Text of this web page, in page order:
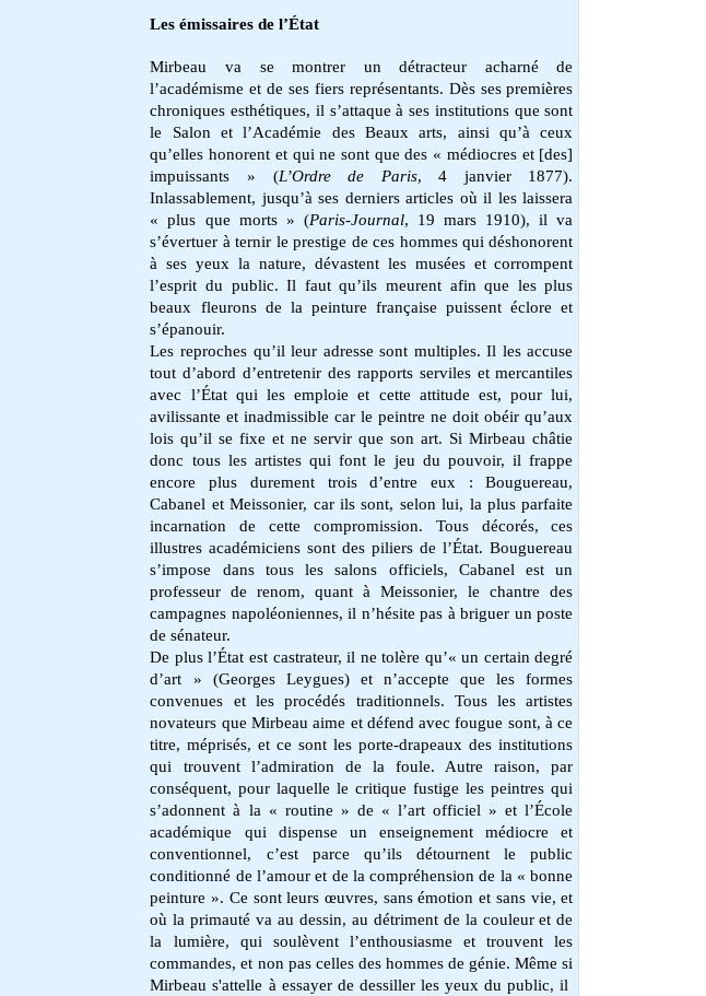
Les émissaires de l’État
Mirbeau va se montrer un détracteur acharné de
l’académisme et de ses fiers représentants. Dès ses premières
chroniques esthétiques, il s’attaque à ses institutions que sont
le Salon et l’Académie des Beaux arts, ainsi qu’à ceux
qu’elles honorent et qui ne sont que des « médiocres et [des]
impuissants » (L’Ordre de Paris, 4 janvier 1877).
Inlassablement, jusqu’à ses derniers articles où il les laissera
« plus que morts » (Paris-Journal, 19 mars 1910), il va
s’évertuer à ternir le prestige de ces hommes qui déshonorent
à ses yeux la nature, dévastent les musées et corrompent
l’esprit du public. Il faut qu’ils meurent afin que les plus
beaux fleurons de la peinture française puissent éclore et
s’épanouir.
Les reproches qu’il leur adresse sont multiples. Il les accuse
tout d’abord d’entretenir des rapports serviles et mercantiles
avec l’État qui les emploie et cette attitude est, pour lui,
avilissante et inadmissible car le peintre ne doit obéir qu’aux
lois qu’il se fixe et ne servir que son art. Si Mirbeau châtie
donc tous les artistes qui font le jeu du pouvoir, il frappe
encore plus durement trois d’entre eux : Bouguereau,
Cabanel et Meissonier, car ils sont, selon lui, la plus parfaite
incarnation de cette compromission. Tous décorés, ces
illustres académiciens sont des piliers de l’État. Bouguereau
s’impose dans tous les salons officiels, Cabanel est un
professeur de renom, quant à Meissonier, le chantre des
campagnes napoléoniennes, il n’hésite pas à briguer un poste
de sénateur.
De plus l’État est castrateur, il ne tolère qu’« un certain degré
d’art » (Georges Leygues) et n’accepte que les formes
convenues et les procédés traditionnels. Tous les artistes
novateurs que Mirbeau aime et défend avec fougue sont, à ce
titre, méprisés, et ce sont les porte-drapeaux des institutions
qui trouvent l’admiration de la foule. Autre raison, par
conséquent, pour laquelle le critique fustige les peintres qui
s’adonnent à la « routine » de « l’art officiel » et l’École
académique qui dispense un enseignement médiocre et
conventionnel, c’est parce qu’ils détournent le public
conditionné de l’amour et de la compréhension de la « bonne
peinture ». Ce sont leurs œuvres, sans émotion et sans vie, et
où la primauté va au dessin, au détriment de la couleur et de
la lumière, qui soulèvent l’enthousiasme et trouvent les
commandes, et non pas celles des hommes de génie. Même si
Mirbeau s'attelle à essayer de dessiller les yeux du public, il